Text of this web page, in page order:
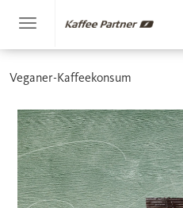
Veganer-Kaffeekonsum